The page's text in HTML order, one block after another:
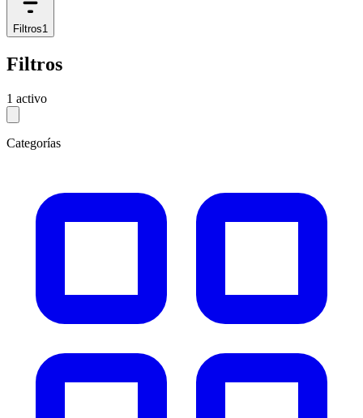
Filtros1
Filtros
1 activo
Categorías